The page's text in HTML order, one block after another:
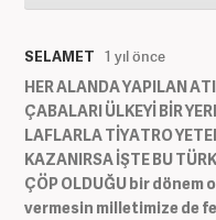
SELAMET 1 yıl önce
HER ALANDA YAPILAN
ÇABALARI ÜLKEYİ BİR
LAFLARLA TİYATRO
KAZANIRSA İŞTE BU
ÇÖP OLDUĞU bir dönem
vermesin milletimize de